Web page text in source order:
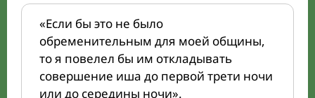
«Если бы это не было
обременительным для моей общины,
то я повелел бы им откладывать
совершение иша до первой трети ночи
или до середины ночи».